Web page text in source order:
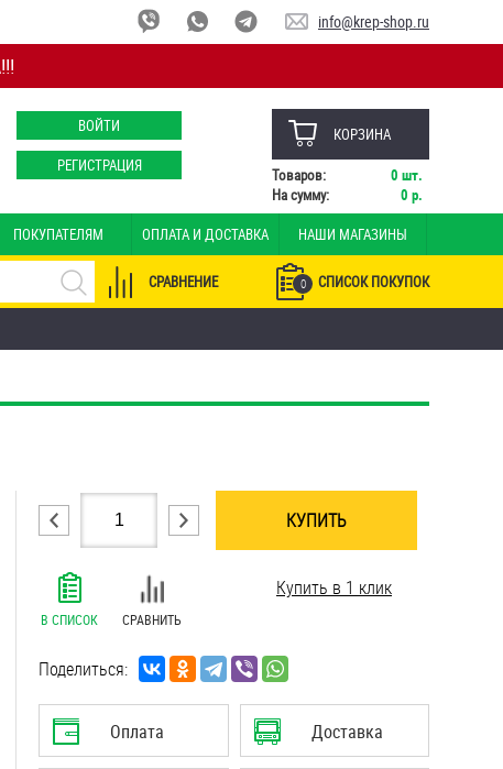
info@krep-shop.ru
ВОЙТИ
РЕГИСТРАЦИЯ
КОРЗИНА
Товаров: 0 шт.
На сумму:
0 р.
ПОКУПАТЕЛЯМ ОПЛАТА И ДОСТАВКА НАШИ МАГАЗИНЫ
0 СПИСОК ПОКУПОК
СРАВНЕНИЕ
КУПИТЬ
В СПИСОК СРАВНИТЬ
Купить в 1 клик
Поделиться:
Оплата Доставка